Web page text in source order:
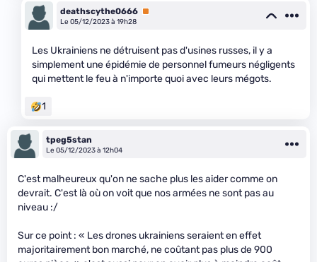
deathscythe0666 Premium
Le 05/12/2023 à 19h28
Les Ukrainiens ne détruisent pas d'usines russes, il y a
simplement une épidémie de personnel fumeurs négligents
qui mettent le feu à n'importe quoi avec leurs mégots.
1
tpeg5stan
Le 05/12/2023 à 12h04
C'est malheureux qu'on ne sache plus les aider comme on
devrait. C'est là où on voit que nos armées ne sont pas au
niveau :/
Sur ce point : « Les drones ukrainiens seraient en effet
majoritairement bon marché, ne coûtant pas plus de 900